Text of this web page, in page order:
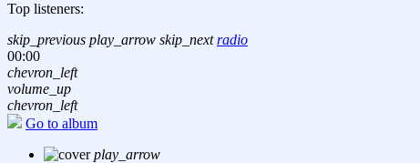
Top listeners:
skip_previous play_arrow skip_next radio
00:00
chevron_left
volume_up
chevron_left
Go to album
play_arrow